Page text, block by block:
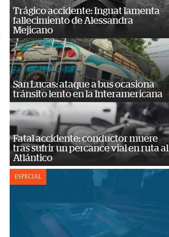
Trágico accidente: Inguat lamenta
fallecimiento de Alessandra
Mejicano
San Lucas: ataque a bus ocasiona
tránsito lento en la Interamericana
Fatal accidente: conductor muere
tras sufrir un percance vial en ruta al
Atlántico
ESPECIAL